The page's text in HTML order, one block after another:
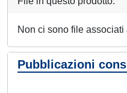
Non ci sono file associati
Pubblicazioni